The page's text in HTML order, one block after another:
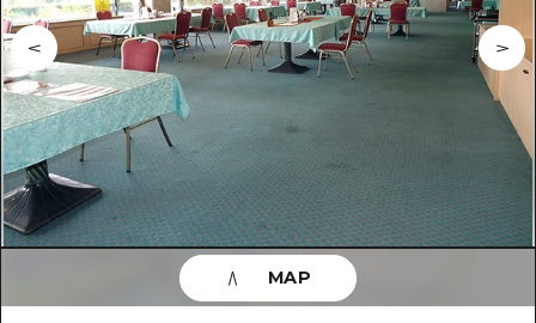
추천
아트
이벤트/축제
음식/술
사이클링
쇼핑
스포츠
목록
Dive! Hiroshima 공식 가이드
Hiroshima Moshimo Travel
히로시마시 주변
아키(安芸)
빈고(備後)
관광지・체험
목록
히로시마시 주변
아키(安芸)
빈고(備後)
비북(備北)
계절 정보
이벤트
유용한 정보
목록
MAP